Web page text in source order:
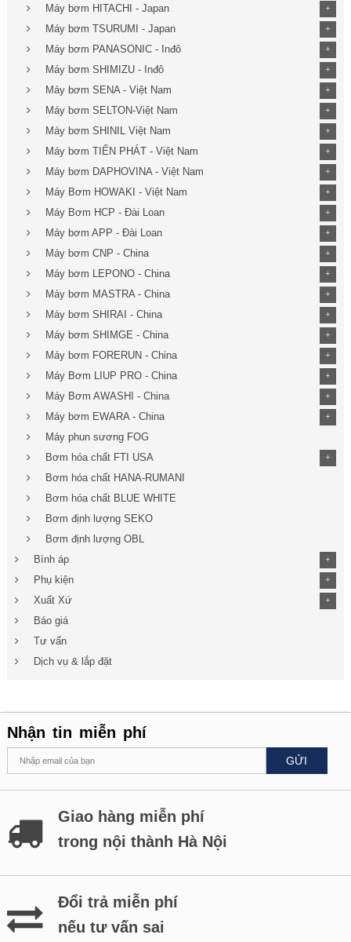
Máy bơm HITACHI - Japan +
Máy bơm TSURUMI - Japan +
Máy bơm PANASONIC - Inđô +
Máy bơm SHIMIZU - Inđô +
Máy bơm SENA - Việt Nam +
Máy bơm SELTON-Việt Nam +
Máy bơm SHINIL Việt Nam +
Máy bơm TIẾN PHÁT - Việt Nam +
Máy bơm DAPHOVINA - Việt Nam +
Máy Bơm HOWAKI - Việt Nam +
Máy Bơm HCP - Đài Loan +
Máy bơm APP - Đài Loan +
Máy bơm CNP - China +
Máy bơm LEPONO - China +
Máy bơm MASTRA - China +
Máy bơm SHIRAI - China +
Máy bơm SHIMGE - China +
Máy bơm FORERUN - China +
Máy Bơm LIUP PRO - China +
Máy Bơm AWASHI - China +
Máy bơm EWARA - China +
Máy phun sương FOG
Bơm hóa chất FTI USA
+
Bơm hóa chất HANA-RUMANI
Bơm hóa chất BLUE WHITE
Bơm định lượng SEKO
Bơm định lượng OBL
Bình áp
+
Phụ kiện +
Xuất Xứ +
Báo giá
Tư vấn
Dịch vụ & lắp đặt
Nhận tin miễn phí
GỬI
Giao hàng miễn phí
trong nội thành Hà Nội
Đổi trả miễn phí
nếu tư vấn sai